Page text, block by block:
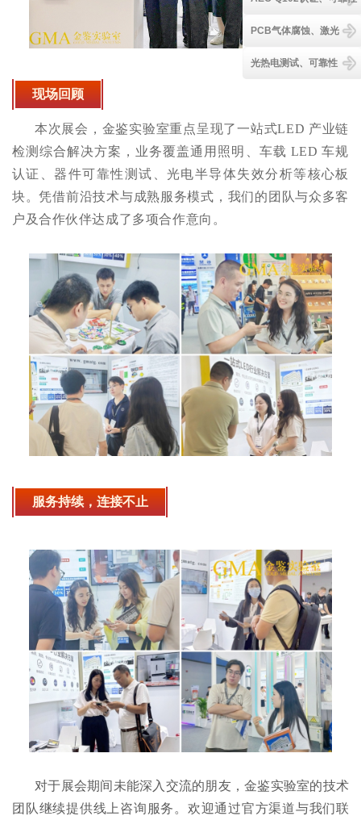
现场回顾
本次展会，金鉴实验室重点呈现了一站式LED 产业链
检测综合解决方案，业务覆盖通用照明、车载 LED 车规
认证、器件可靠性测试、光电半导体失效分析等核心板
块。凭借前沿技术与成熟服务模式，我们的团队与众多客
户及合作伙伴达成了多项合作意向。
服务持续，连接不止
对于展会期间未能深入交流的朋友，金鉴实验室的技术
团队继续提供线上咨询服务。欢迎通过官方渠道与我们联
PCB气体腐蚀、激光
光热电测试、可靠性